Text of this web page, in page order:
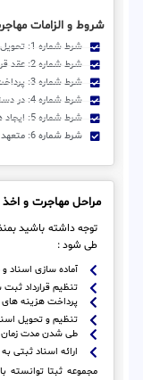
شروط و الزامات
شرط شماره 1: تحویل کلیه اسناد و مدارک متقاضی
شرط شماره 2: عقد قرارداد رسمی با موسسه ثبتا
شرط شماره 3: پرداخت حق الثبت و اجرا
شرط شماره 4: در دسترس بودن متقاضی
شرط شماره 5: ایجاد همکاری لازم در طی فرایند ثبت
شرط شماره 6: متعهد به مفاد قرارداد منعقده
مراحل مهاجرت و
توجه داشته باشید
طی شود :
آماده سازی اسناد
تنظیم قرارداد
پرداخت هزینه
تنظیم و تحویل
طی شدن مدت
ارائه اسناد ثبتی
مجموعه ثبتا توانسته